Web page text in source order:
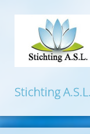
Stichting